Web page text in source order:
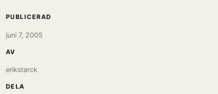
PUBLICERAD
juni 7, 2005
AV
erikstarck
DELA